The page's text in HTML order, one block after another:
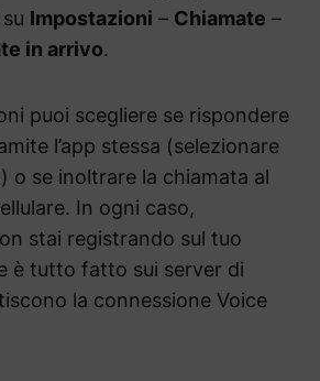
Impostazioni – Chiamate –
in arrivo.
puoi scegliere se rispondere
l’app stessa (selezionare
) o se inoltrare la chiamata al
In ogni caso,
stai registrando sul tuo
è tutto fatto sui server di
la connessione Voice